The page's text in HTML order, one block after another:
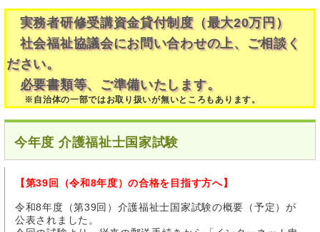
実務者研修受講資金貸付制度（最大20万円）
社会福祉協議会にお問い合わせの上、ご相談く
ださい。
必要書類等、ご準備いたします。
※自治体の一部ではお取り扱いが無いところもあります。
今年度 介護福祉士国家試験
【第39回（令和8年度）の合格を目指す方へ】
令和8年度（第39回）介護福祉士国家試験の概要（予定）が
公表されました。